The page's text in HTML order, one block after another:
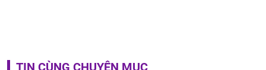
TIN CÙNG CHUYÊN MỤC